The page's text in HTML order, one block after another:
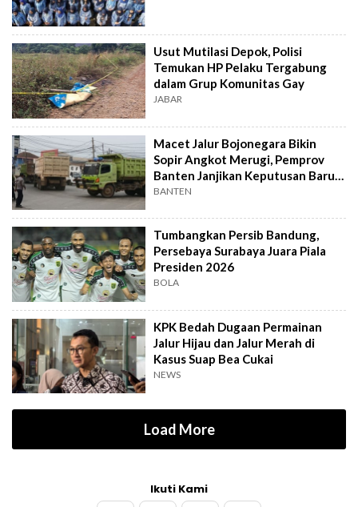
Usut Mutilasi Depok, Polisi
Temukan HP Pelaku Tergabung
dalam Grup Komunitas Gay
JABAR
Macet Jalur Bojonegara Bikin
Sopir Angkot Merugi, Pemprov
Banten Janjikan Keputusan Baru 4
Hari Lagi
BANTEN
Tumbangkan Persib Bandung,
Persebaya Surabaya Juara Piala
Presiden 2026
BOLA
KPK Bedah Dugaan Permainan
Jalur Hijau dan Jalur Merah di
Kasus Suap Bea Cukai
NEWS
Load More
Ikuti Kami